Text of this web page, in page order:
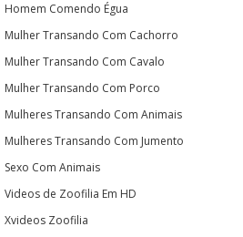
Homem Comendo Égua
Mulher Transando Com Cachorro
Mulher Transando Com Cavalo
Mulher Transando Com Porco
Mulheres Transando Com Animais
Mulheres Transando Com Jumento
Sexo Com Animais
Videos de Zoofilia Em HD
Xvideos Zoofilia